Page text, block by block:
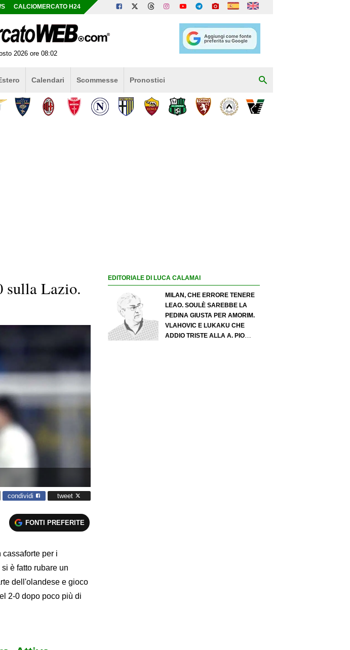
CALCIOMERCATO H24
2026 ore 08:02
Calendari Scommesse Pronostici
sulla Lazio.
condividi tweet
FONTI PREFERITE
per i
è fatto rubare un
dell'olandese e gioco
2-0 dopo poco più di
EDITORIALE DI LUCA CALAMAI
MILAN, CHE ERRORE TENERE
LEAO. SOULÈ SAREBBE LA
PEDINA GIUSTA PER AMORIM.
VLAHOVIC E LUKAKU CHE
ADDIO TRISTE ALLA A. PIO